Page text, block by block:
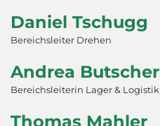
Daniel Tschugg
Bereichsleiter Drehen
Andrea Butscher
Bereichsleiterin Lager & Logistik
Thomas Mahler